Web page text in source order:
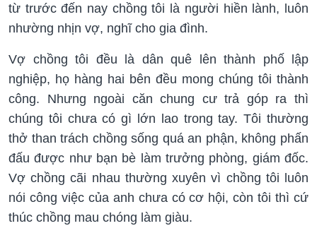
từ trước đến nay chồng tôi là người hiền lành, luôn
nhường nhịn vợ, nghĩ cho gia đình.
Vợ chồng tôi đều là dân quê lên thành phố lập
nghiệp, họ hàng hai bên đều mong chúng tôi thành
công. Nhưng ngoài căn chung cư trả góp ra thì
chúng tôi chưa có gì lớn lao trong tay. Tôi thường
thở than trách chồng sống quá an phận, không phấn
đấu được như bạn bè làm trưởng phòng, giám đốc.
Vợ chồng cãi nhau thường xuyên vì chồng tôi luôn
nói công việc của anh chưa có cơ hội, còn tôi thì cứ
thúc chồng mau chóng làm giàu.